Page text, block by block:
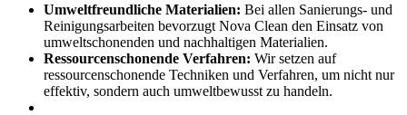
Umweltfreundliche Materialien: Bei allen Sanierungs- und
Reinigungsarbeiten bevorzugt Nova Clean den Einsatz von
umweltschonenden und nachhaltigen Materialien.
Ressourcenschonende Verfahren: Wir setzen auf
ressourcenschonende Techniken und Verfahren, um nicht nur
effektiv, sondern auch umweltbewusst zu handeln.